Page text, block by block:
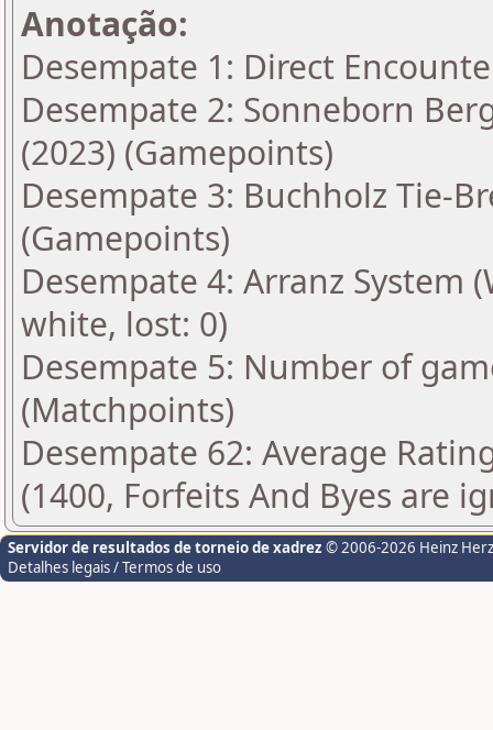
Anotação:
Desempate 1: Direct
Desempate 2: Sonneborn
(2023) (Gamepoints)
Desempate 3: Buchholz Tie-
(Gamepoints)
Desempate 4: Arranz System
white, lost: 0)
Desempate 5: Number of
(Matchpoints)
Desempate 62: Average
(1400, Forfeits And Byes are
Servidor de resultados de torneio de xadrez © 2006-2026 Heinz
Detalhes legais / Termos de uso